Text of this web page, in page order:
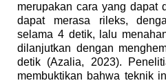
merupakan cara yang dapat
dapat merasa rileks,
selama 4 detik, lalu
dilanjutkan dengan
detik (Azalia, 2023).
membuktikan bahwa teknik